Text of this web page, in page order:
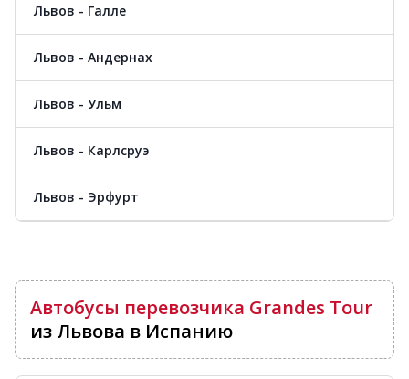
Львов - Галле
Львов - Андернах
Львов - Ульм
Львов - Карлсруэ
Львов - Эрфурт
Автобусы перевозчика Grandes Tour
из Львова в Испанию